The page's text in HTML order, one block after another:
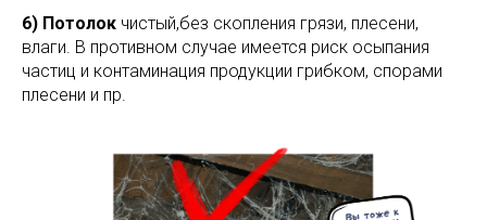
6) Потолок чистый,без скопления грязи, плесени,
влаги. В противном случае имеется риск осыпания
частиц и контаминация продукции грибком, спорами
плесени и пр.